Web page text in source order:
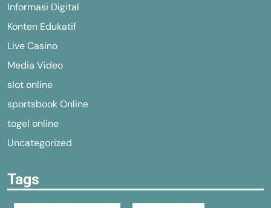
Informasi Digital
Konten Edukatif
Live Casino
Media Video
slot online
sportsbook Online
togel online
Uncategorized
Tags